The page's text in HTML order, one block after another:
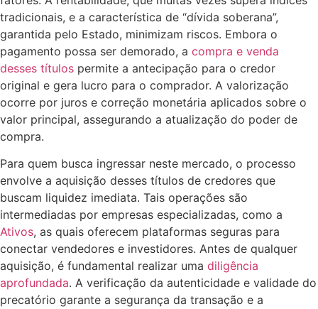
tradicionais, e a característica de “dívida soberana”,
garantida pelo Estado, minimizam riscos. Embora o
pagamento possa ser demorado, a compra e venda
desses títulos permite a antecipação para o credor
original e gera lucro para o comprador. A valorização
ocorre por juros e correção monetária aplicados sobre o
valor principal, assegurando a atualização do poder de
compra.
Para quem busca ingressar neste mercado, o processo
envolve a aquisição desses títulos de credores que
buscam liquidez imediata. Tais operações são
intermediadas por empresas especializadas, como a
Ativos, as quais oferecem plataformas seguras para
conectar vendedores e investidores. Antes de qualquer
aquisição, é fundamental realizar uma diligência
aprofundada. A verificação da autenticidade e validade do
precatório garante a segurança da transação e a